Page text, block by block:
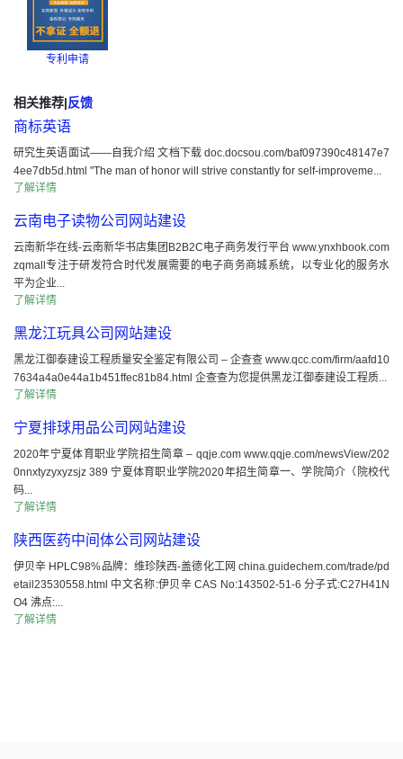
专利申请
相关推荐|反馈
商标英语
研究生英语面试——自我介绍 文档下载 doc.docsou.com/baf097390c48147e7
4ee7db5d.html "The man of honor will strive constantly for self-improveme...
了解详情
云南电子读物公司网站建设
云南新华在线-云南新华书店集团B2B2C电子商务发行平台 www.ynxhbook.com
zqmall专注于研发符合时代发展需要的电子商务商城系统，以专业化的服务水
平为企业...
了解详情
黑龙江玩具公司网站建设
黑龙江御泰建设工程质量安全鉴定有限公司 – 企查查 www.qcc.com/firm/aafd10
7634a4a0e44a1b451ffec81b84.html 企查查为您提供黑龙江御泰建设工程质...
了解详情
宁夏排球用品公司网站建设
2020年宁夏体育职业学院招生简章 – qqje.com www.qqje.com/newsView/202
0nnxtyzyxyzsjz 389 宁夏体育职业学院2020年招生简章一、学院简介（院校代
码...
了解详情
陕西医药中间体公司网站建设
伊贝辛 HPLC98%品牌：维珍陕西-盖德化工网 china.guidechem.com/trade/pd
etail23530558.html 中文名称:伊贝辛 CAS No:143502-51-6 分子式:C27H41N
O4 沸点:...
了解详情